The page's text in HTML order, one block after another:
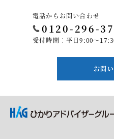
電話からお問い合わせ
0120-296-
受付時間：平日9:00～
お問